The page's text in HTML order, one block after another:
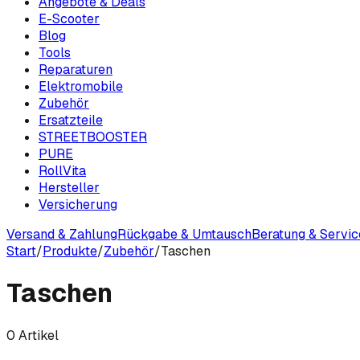
E-Scooter
Blog
Tools
Reparaturen
Elektromobile
Zubehör
Ersatzteile
STREETBOOSTER
PURE
RollVita
Hersteller
Versicherung
Versand & ZahlungRückgabe & UmtauschBeratung &
Start/Produkte/Zubehör/Taschen
Taschen
0 Artikel